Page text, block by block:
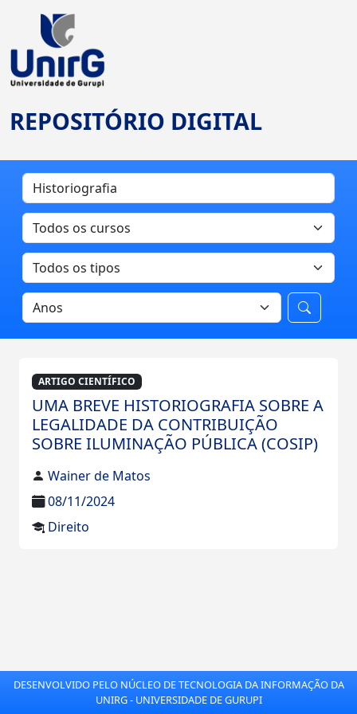
REPOSITÓRIO DIGITAL
ARTIGO CIENTÍFICO
UMA BREVE HISTORIOGRAFIA SOBRE A
LEGALIDADE DA CONTRIBUIÇÃO
SOBRE ILUMINAÇÃO PÚBLICA (COSIP)
Wainer de Matos
08/11/2024
Direito
DESENVOLVIDO PELO NÚCLEO DE TECNOLOGIA DA INFORMAÇÃO DA
UNIRG - UNIVERSIDADE DE GURUPI